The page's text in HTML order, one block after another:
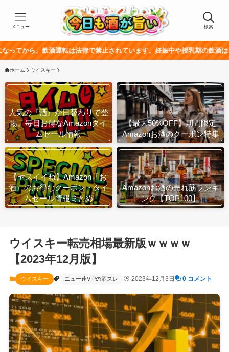
検索
メニュー
運転は法律で禁止されています。妊娠中や授乳期の飲酒は、胎児・乳幼児
ホーム ウイスキー
人気の『酒』が日替わりで登
場。毎日お得なAmazonタイ
ムセール情報
【最大50%OFF】期間限定
Amazonお酒のクーポン特集
【ヤスイイね】Amazon『お
酒』のお得なクーポン・タイ
ムセール情報まとめ
Amazonお酒の売れ筋ランキ
ング【TOP100】
ウイスキー転売相場最新版ｗｗｗｗ
【2023年12月版】
ウイスキー ニュー速VIPの酒スレ 2023年12月3日 0 コメント